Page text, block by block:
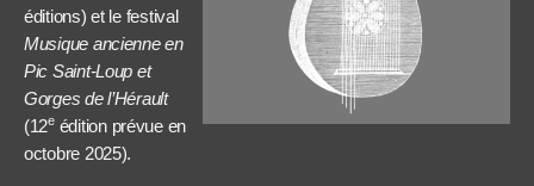
éditions) et le festival
Musique ancienne en
Pic Saint-Loup et
Gorges de l’Hérault
(12eédition prévue en
octobre 2025).